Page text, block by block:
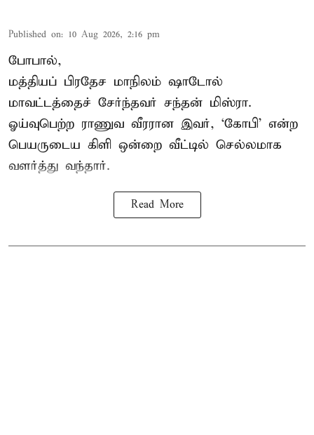
Published on: 10 Aug 2026, 2:16 pm
போபால்,
மத்தியப் பிரதேச மாநிலம் ஷாடோல்
மாவட்டத்தைச் சேர்ந்தவர் சந்தன் மிஸ்ரா.
ஓய்வுபெற்ற ராணுவ வீரரான இவர், ‘கோபி’ என்ற
பெயருடைய கிளி ஒன்றை வீட்டில் செல்லமாக
வளர்த்து வந்தார்.
Read More